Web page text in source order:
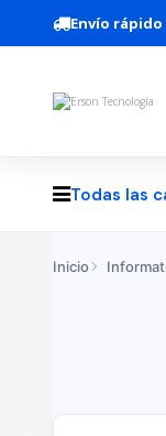
Envío rápido
Todas las
Inicio